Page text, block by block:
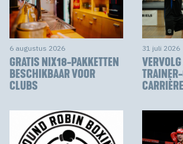
6 augustus 2026
GRATIS NIX18-PAKKETTEN
BESCHIKBAAR VOOR
CLUBS
31 juli 2026